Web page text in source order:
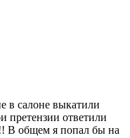
в салоне выкатили
претензии ответили
В общем я попал бы на